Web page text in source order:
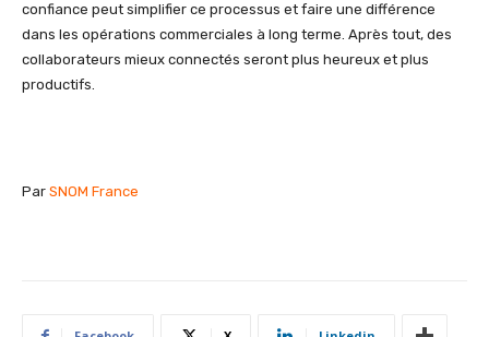
confiance peut simplifier ce processus et faire une différence
dans les opérations commerciales à long terme. Après tout, des
collaborateurs mieux connectés seront plus heureux et plus
productifs.
Par SNOM France